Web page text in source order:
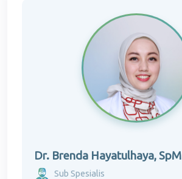
Dr. Brenda Hayatulhaya, SpM
Sub Spesialis